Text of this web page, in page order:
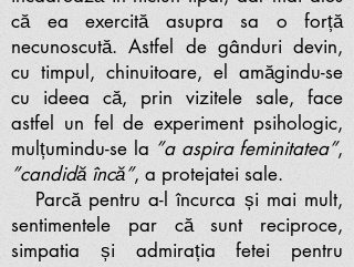
că ea exercită asupra sa o forță
necunoscută. Astfel de gânduri devin,
cu timpul, chinuitoare, el amăgindu-se
cu ideea că, prin vizitele sale, face
astfel un fel de experiment psihologic,
mulțumindu-se la ”a aspira feminitatea”,
”candidă încă”, a protejatei sale.
Parcă pentru a-l încurca și mai mult,
sentimentele par că sunt reciproce,
simpatia și admirația fetei pentru